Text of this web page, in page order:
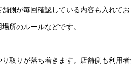
側が毎回確認している内容も入れて
所のルールなどです。
取りが落ち着きます。店舗側も利用